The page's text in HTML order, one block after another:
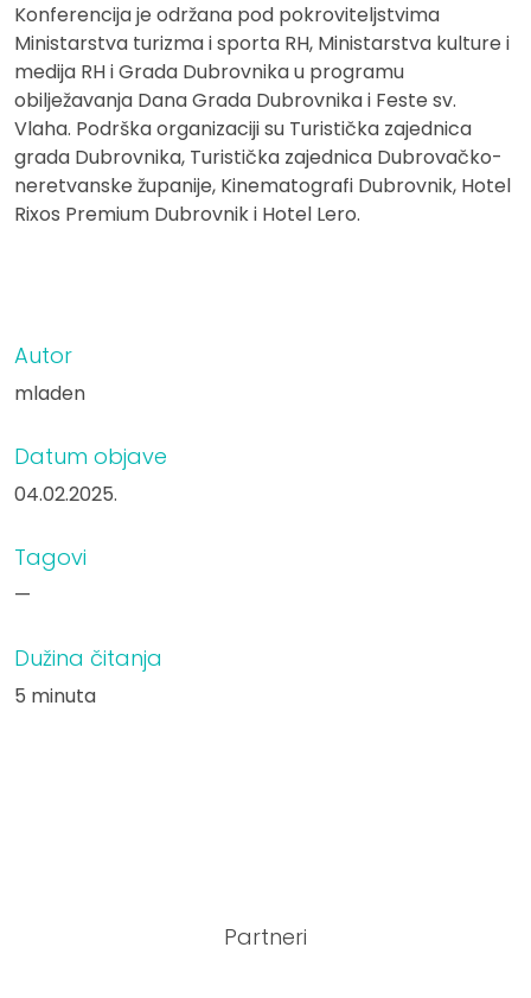
Konferencija je održana pod pokroviteljstvima
Ministarstva turizma i sporta RH, Ministarstva kulture i
medija RH i Grada Dubrovnika u programu
obilježavanja Dana Grada Dubrovnika i Feste sv.
Vlaha. Podrška organizaciji su Turistička zajednica
grada Dubrovnika, Turistička zajednica Dubrovačko-
neretvanske županije, Kinematografi Dubrovnik, Hotel
Rixos Premium Dubrovnik i Hotel Lero.
Autor
mladen
Datum objave
04.02.2025.
Tagovi
—
Dužina čitanja
5 minuta
Partneri